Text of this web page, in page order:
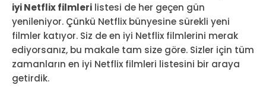
iyi Netflix filmleri listesi de her geçen gün
yenileniyor. Çünkü Netflix bünyesine sürekli yeni
filmler katıyor. Siz de en iyi Netflix filmlerini merak
ediyorsanız, bu makale tam size göre. Sizler için tüm
zamanların en iyi Netflix filmleri listesini bir araya
getirdik.